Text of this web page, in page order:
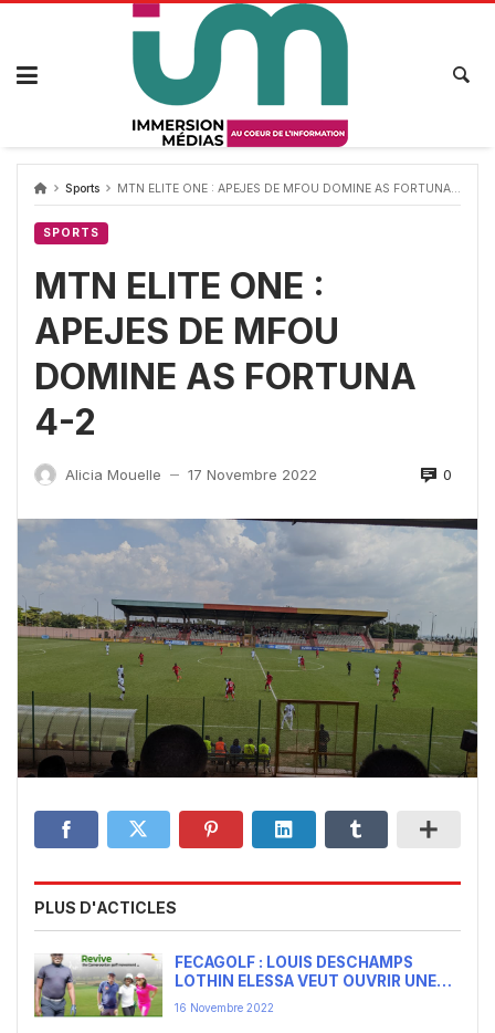
Passer
Sports MTN ELITE ONE : APEJES DE MFOU DOMINE AS FORTUNA 4-2
SPORTS
MTN ELITE ONE :
APEJES DE MFOU
DOMINE AS FORTUNA
4-2
Alicia Mouelle — 17 Novembre 2022 0
PLUS D'ACTICLES
FECAGOLF : LOUIS DESCHAMPS
LOTHIN ELESSA VEUT OUVRIR UNE
NOUVELLE ERE
16 Novembre 2022